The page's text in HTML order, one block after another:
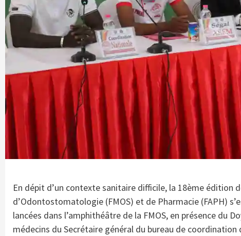
En dépit d’un contexte sanitaire difficile, la 18ème édition
d’Odontostomatologie (FMOS) et de Pharmacie (FAPH)
lancées dans l’amphithéâtre de la FMOS, en présence du
médecins du Secrétaire général du bureau de coordination